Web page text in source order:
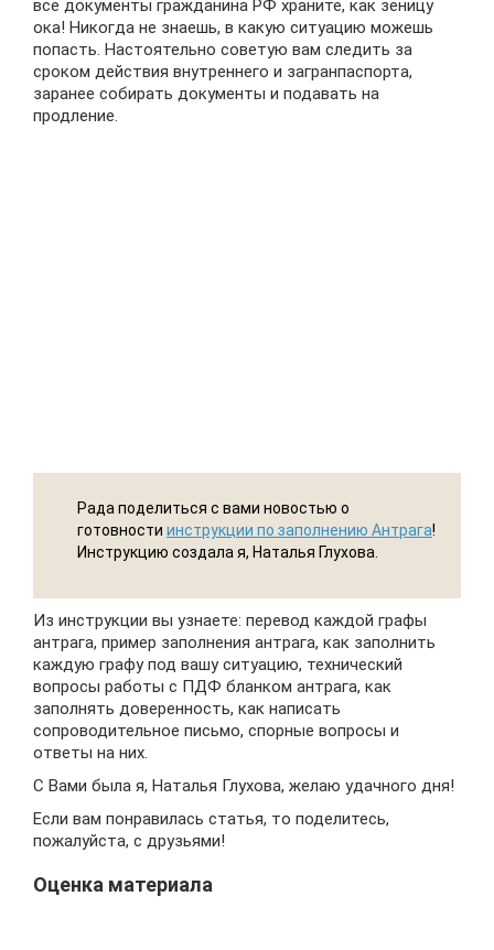
все документы гражданина РФ храните, как зеницу
ока! Никогда не знаешь, в какую ситуацию можешь
попасть. Настоятельно советую вам следить за
сроком действия внутреннего и загранпаспорта,
заранее собирать документы и подавать на
продление.
Рада поделиться с вами новостью о
готовности инструкции по заполнению Антрага!
Инструкцию создала я, Наталья Глухова.
Из инструкции вы узнаете: перевод каждой графы
антрага, пример заполнения антрага, как заполнить
каждую графу под вашу ситуацию, технический
вопросы работы с ПДФ бланком антрага, как
заполнять доверенность, как написать
сопроводительное письмо, спорные вопросы и
ответы на них.
С Вами была я, Наталья Глухова, желаю удачного дня!
Если вам понравилась статья, то поделитесь,
пожалуйста, с друзьями!
Оценка материала